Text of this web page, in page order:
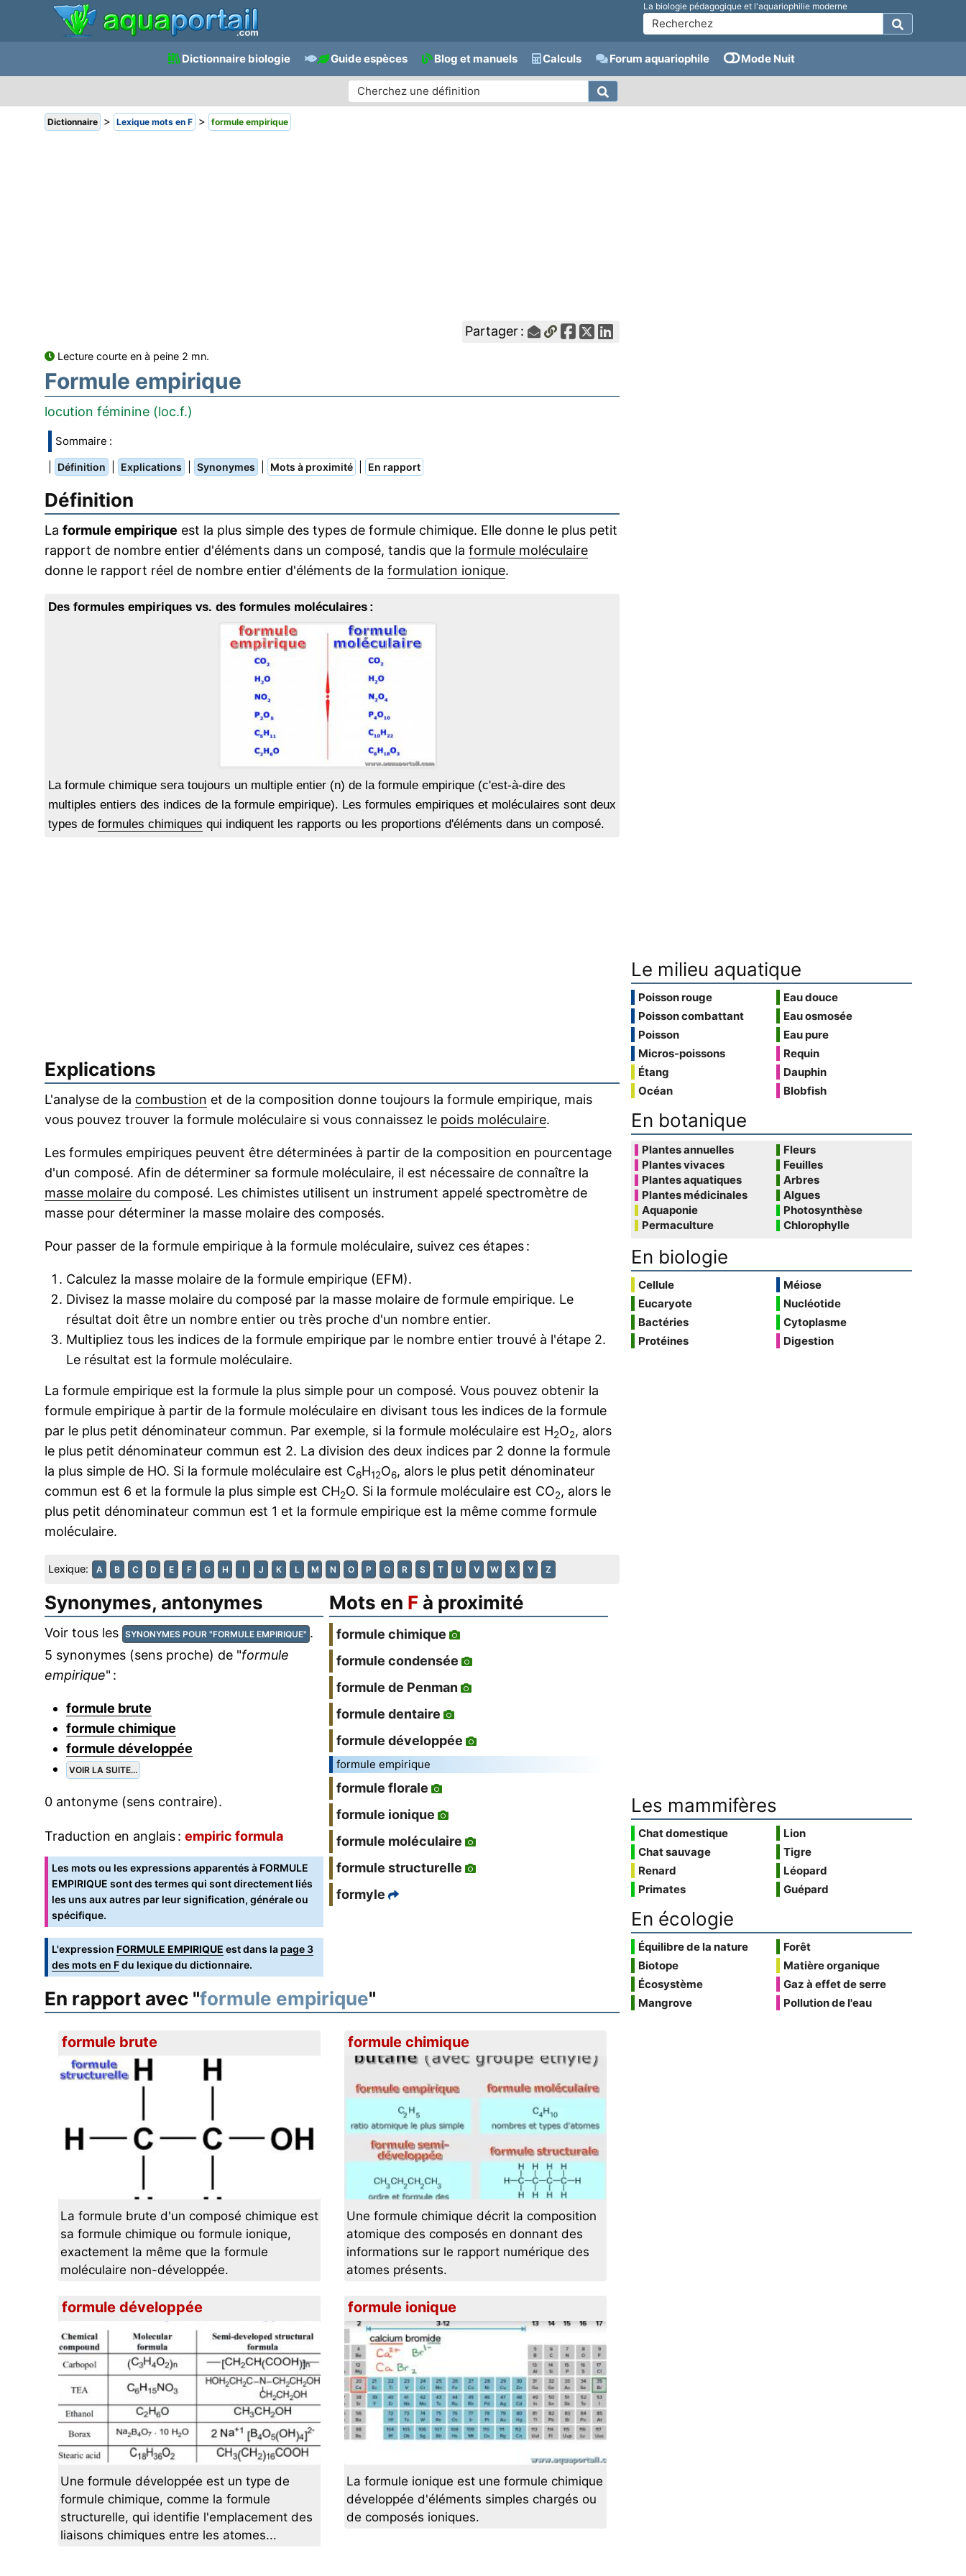
La biologie pédagogique et l'aquariophilie moderne
Dictionnaire biologie Guide espèces Blog et manuels Calculs Forum aquariophile Mode Nuit
Dictionnaire > Lexique mots en F > formule empirique
Partager :
Lecture courte en à peine 2 mn.
Formule empirique
locution féminine (loc.f.)
Sommaire :
Définition Explications Synonymes Mots à proximité En rapport
Définition
La formule empirique est la plus simple des types de formule chimique. Elle donne le plus petit
rapport de nombre entier d'éléments dans un composé, tandis que la formule moléculaire
donne le rapport réel de nombre entier d'éléments de la formulation ionique.
Des formules empiriques vs. des formules moléculaires :
La formule chimique sera toujours un multiple entier (n) de la formule empirique (c'est-à-dire des
multiples entiers des indices de la formule empirique). Les formules empiriques et moléculaires sont deux
types de formules chimiques qui indiquent les rapports ou les proportions d'éléments dans un composé.
Explications
L'analyse de la combustion et de la composition donne toujours la formule empirique, mais
vous pouvez trouver la formule moléculaire si vous connaissez le poids moléculaire.
Les formules empiriques peuvent être déterminées à partir de la composition en pourcentage
d'un composé. Afin de déterminer sa formule moléculaire, il est nécessaire de connaître la
masse molaire du composé. Les chimistes utilisent un instrument appelé spectromètre de
masse pour déterminer la masse molaire des composés.
Pour passer de la formule empirique à la formule moléculaire, suivez ces étapes :
Calculez la masse molaire de la formule empirique (EFM).
Divisez la masse molaire du composé par la masse molaire de formule empirique. Le
résultat doit être un nombre entier ou très proche d'un nombre entier.
Multipliez tous les indices de la formule empirique par le nombre entier trouvé à l'étape 2.
Le résultat est la formule moléculaire.
La formule empirique est la formule la plus simple pour un composé. Vous pouvez obtenir la
formule empirique à partir de la formule moléculaire en divisant tous les indices de la formule
par le plus petit dénominateur commun. Par exemple, si la formule moléculaire est H2O2, alors
le plus petit dénominateur commun est 2. La division des deux indices par 2 donne la formule
la plus simple de HO. Si la formule moléculaire est C6H12O6, alors le plus petit dénominateur
commun est 6 et la formule la plus simple est CH2O. Si la formule moléculaire est CO2, alors le
plus petit dénominateur commun est 1 et la formule empirique est la même comme formule
moléculaire.
Lexique: A B C D E F G H I J K L M N O P Q R S T U V W X Y Z
Synonymes, antonymes
Voir tous les SYNONYMES POUR "FORMULE EMPIRIQUE" .
5 synonymes (sens proche) de "formule
empirique" :
formule brute
formule chimique
formule développée
VOIR LA SUITE...
0 antonyme (sens contraire).
Traduction en anglais : empiric formula
Les mots ou les expressions apparentés à FORMULE
EMPIRIQUE sont des termes qui sont directement liés
les uns aux autres par leur signification, générale ou
spécifique.
L'expression FORMULE EMPIRIQUE est dans la page 3
des mots en Fdu lexique du dictionnaire.
Mots en F à proximité
formule chimique
formule condensée
formule de Penman
formule dentaire
formule développée
formule empirique
formule florale
formule ionique
formule moléculaire
formule structurelle
formyle
En rapport avec "formule empirique"
formule brute
La formule brute d'un composé chimique est
sa formule chimique ou formule ionique,
exactement la même que la formule
moléculaire non-développée.
formule chimique
Une formule chimique décrit la composition
atomique des composés en donnant des
informations sur le rapport numérique des
atomes présents.
formule développée
Une formule développée est un type de
formule chimique, comme la formule
structurelle, qui identifie l'emplacement des
liaisons chimiques entre les atomes...
formule ionique
La formule ionique est une formule chimique
développée d'éléments simples chargés ou
de composés ioniques.
Le milieu aquatique
Poisson rouge
Poisson combattant
Poisson
Micros-poissons
Étang
Océan
Eau douce
Eau osmosée
Eau pure
Requin
Dauphin
Blobfish
En botanique
Plantes annuelles
Plantes vivaces
Plantes aquatiques
Plantes médicinales
Aquaponie
Permaculture
Fleurs
Feuilles
Arbres
Algues
Photosynthèse
Chlorophylle
En biologie
Cellule
Eucaryote
Bactéries
Protéines
Méiose
Nucléotide
Cytoplasme
Digestion
Les mammifères
Chat domestique
Chat sauvage
Renard
Primates
Lion
Tigre
Léopard
Guépard
En écologie
Équilibre de la nature
Biotope
Écosystème
Mangrove
Forêt
Matière organique
Gaz à effet de serre
Pollution de l'eau